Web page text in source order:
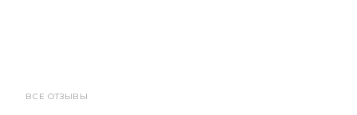
ВСЕ ОТЗЫВЫ